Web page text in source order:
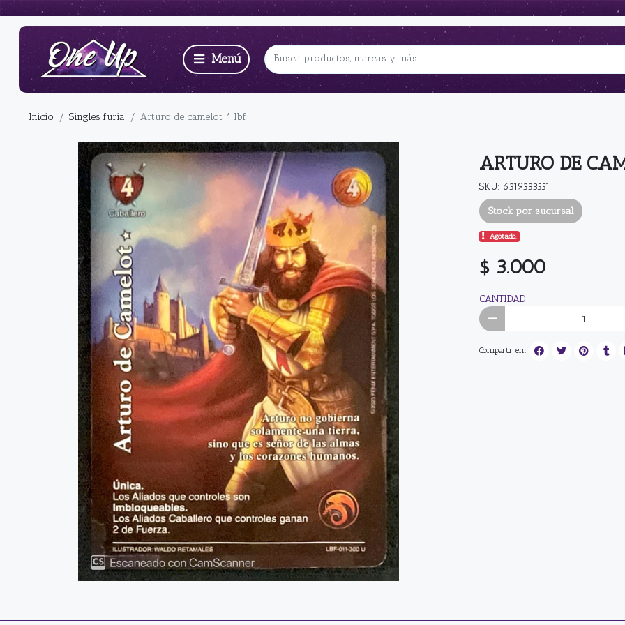
Inicio Singles furia Arturo de camelot * lbf
ARTURO DE
SKU: 6319333551
Stock por sucursal
Agotado.
$ 3.000
CANTIDAD
Compartir en: